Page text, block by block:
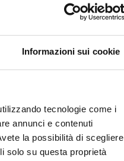
Informazioni sui cookie
tecnologie come i
annunci e contenuti
la possibilità di scegliere
solo su questa proprietà